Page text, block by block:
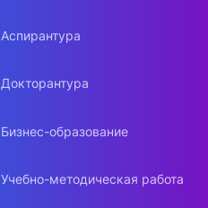
Аспирантура
Докторантура
Бизнес-образование
Учебно-методическая работа